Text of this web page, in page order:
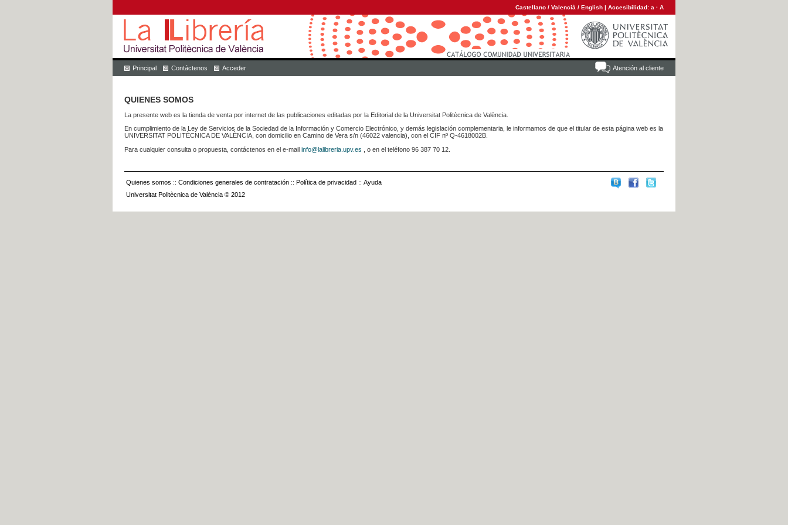
Castellano / Valencià / English | Accesibilidad: a · A
Atención al cliente
Principal Contáctenos Acceder
QUIENES SOMOS
La presente web es la tienda de venta por internet de las publicaciones editadas por la Editorial de la Universitat Politècnica de València.
En cumplimiento de la Ley de Servicios de la Sociedad de la Información y Comercio Electrónico, y demás legislación complementaria, le informamos de que el titular de esta página web es la
UNIVERSITAT POLITÈCNICA DE VALÈNCIA, con domicilio en Camino de Vera s/n (46022 valencia), con el CIF nº Q-4618002B.
Para cualquier consulta o propuesta, contáctenos en el e-mail info@lalibreria.upv.es , o en el teléfono 96 387 70 12.
Quienes somos :: Condiciones generales de contratación :: Política de privacidad :: Ayuda
Universitat Politècnica de València © 2012